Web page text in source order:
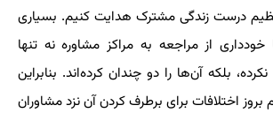
درست زندگی مشترک هدایت کنیم. بسیاری
خودداری از مراجعه به مراکز مشاوره نه تنها
بلکه آن‌ها را دو چندان کرده‌اند. بنابراین
اختلافات برای برطرف کردن آن نزد مشاوران